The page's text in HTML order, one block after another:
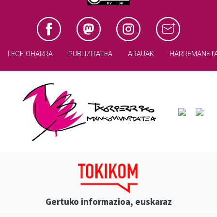
LEGE OHARRA PUBLIZITATEA ARAUAK
Gertuko informazioa, euskaraz